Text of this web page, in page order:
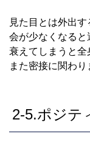
見た目とは外出
会が少なくなる
衰えてしまうと
また密接に関わり
2-5.ポジテ